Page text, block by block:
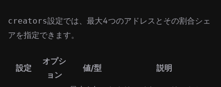
creators設定では、最大4つのアドレスとその割合シェ
アを指定できます。
設定
オプシ
ョン
値/型 説明